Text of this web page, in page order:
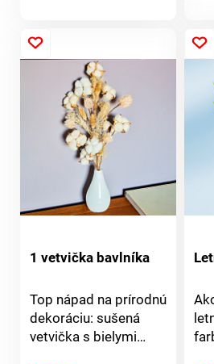
1 vetvička bavlníka
Top nápad na prírodnú
dekoráciu: sušená
vetvička s bielymi